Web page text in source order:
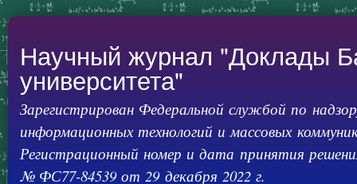
Научный журнал "Доклады
университета"
Зарегистрирован Федеральной службой по
информационных технологий и массовых
Регистрационный номер и дата принятия
№ ФС77-84539 от 29 декабря 2022 г.